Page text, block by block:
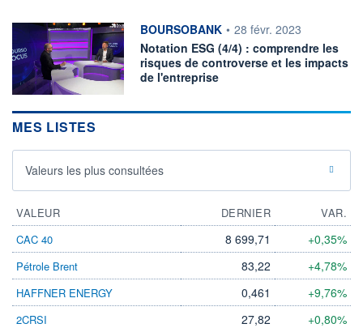
information fournie par
BOURSOBANK • 28 févr. 2023
Notation ESG (4/4) : comprendre les
risques de controverse et les impacts
de l'entreprise
MES LISTES
Valeurs les plus consultées
VALEUR DERNIER
VAR.
CAC 40
8 699,71 +0,35%
Pétrole Brent 83,22 +4,78%
HAFFNER ENERGY 0,461 +9,76%
2CRSI 27,82 +0,80%